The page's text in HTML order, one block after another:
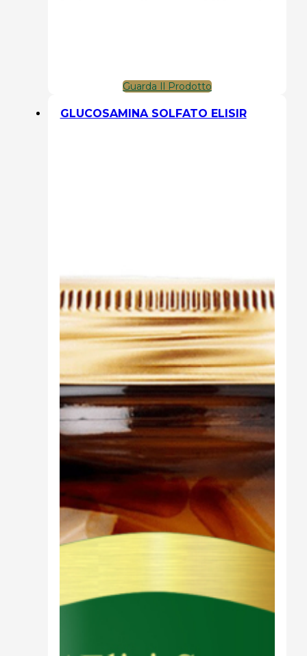
Guarda Il Prodotto
GLUCOSAMINA SOLFATO ELISIR